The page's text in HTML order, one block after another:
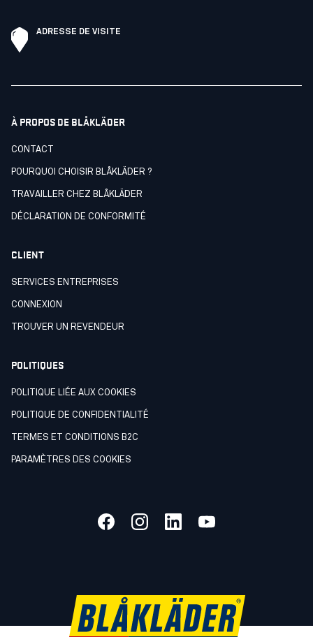
ADRESSE DE VISITE
À PROPOS DE BLÅKLÄDER
CONTACT
POURQUOI CHOISIR BLÅKLÄDER ?
TRAVAILLER CHEZ BLÅKLÄDER
DÉCLARATION DE CONFORMITÉ
CLIENT
SERVICES ENTREPRISES
CONNEXION
TROUVER UN REVENDEUR
POLITIQUES
POLITIQUE LIÉE AUX COOKIES
POLITIQUE DE CONFIDENTIALITÉ
TERMES ET CONDITIONS B2C
PARAMÈTRES DES COOKIES